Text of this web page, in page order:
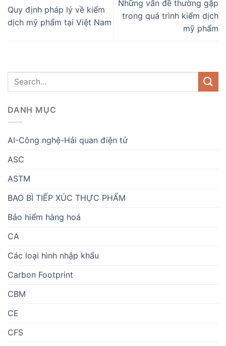
Quy định pháp lý về kiểm
dịch mỹ phẩm tại Việt Nam
Những vấn đề thường gặp
trong quá trình kiểm dịch
mỹ phẩm
DANH MỤC
AI-Công nghệ-Hải quan điện tử
ASC
ASTM
BAO BÌ TIẾP XÚC THỰC PHẨM
Bảo hiểm hàng hoá
CA
Các loại hình nhập khẩu
Carbon Footprint
CBM
CE
CFS